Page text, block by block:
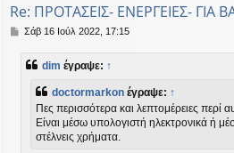
Re: ΠΡΟΤΑΣΕΙΣ- ΕΝΕΡΓΕΙΕΣ- ΓΙΑ
Δ
μ
Σάβ 16 Ιούλ 2022, 17:15
dim έγραψε: ↑
doctormarkon έγραψε: ↑
Πες περισσότερα και λεπτομέρειες περί
Είναι μέσω υπολογιστή ηλεκτρονικά ή
στέλνεις χρήματα.